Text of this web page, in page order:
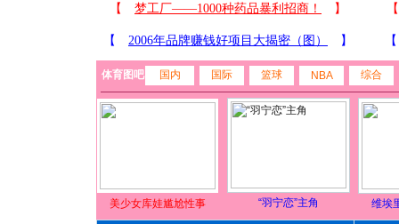
体育图吧 国内 国际 篮球 NBA 综合
美少女库娃尴尬性事 “羽宁恋”主角 维埃